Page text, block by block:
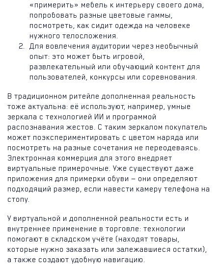
«примерить» мебель к интерьеру своего дома,
попробовать разные цветовые гаммы,
посмотреть, как сидит одежда на человеке
нужного телосложения.
Для вовлечения аудитории через необычный
опыт: это может быть игровой,
развлекательный или обучающий контент для
пользователей, конкурсы или соревнования.
В традиционном ритейле дополненная реальность
тоже актуальна: её используют, например, умные
зеркала с технологией ИИ и программой
распознавания жестов. С таким зеркалом покупатель
может поэкспериментировать с цветом наряда или
посмотреть на разные сочетания не переодеваясь.
Электронная коммерция для этого внедряет
виртуальные примерочные. Уже существуют даже
приложения для примерки обуви — они определяют
подходящий размер, если навести камеру телефона на
стопу.
У виртуальной и дополненной реальности есть и
внутреннее применение в торговле: технологии
помогают в складском учёте (находят товары,
которые нужно заказать или залежавшиеся остатки),
а также создают удобную навигацию.